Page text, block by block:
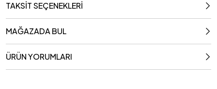
TAKSİT SEÇENEKLERİ
MAĞAZADA BUL
ÜRÜN YORUMLARI